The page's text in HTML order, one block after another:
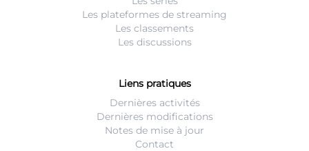
Les plateformes de streaming
Les classements
Les discussions
Liens pratiques
Dernières activités
Dernières modifications
Notes de mise à jour
Contact